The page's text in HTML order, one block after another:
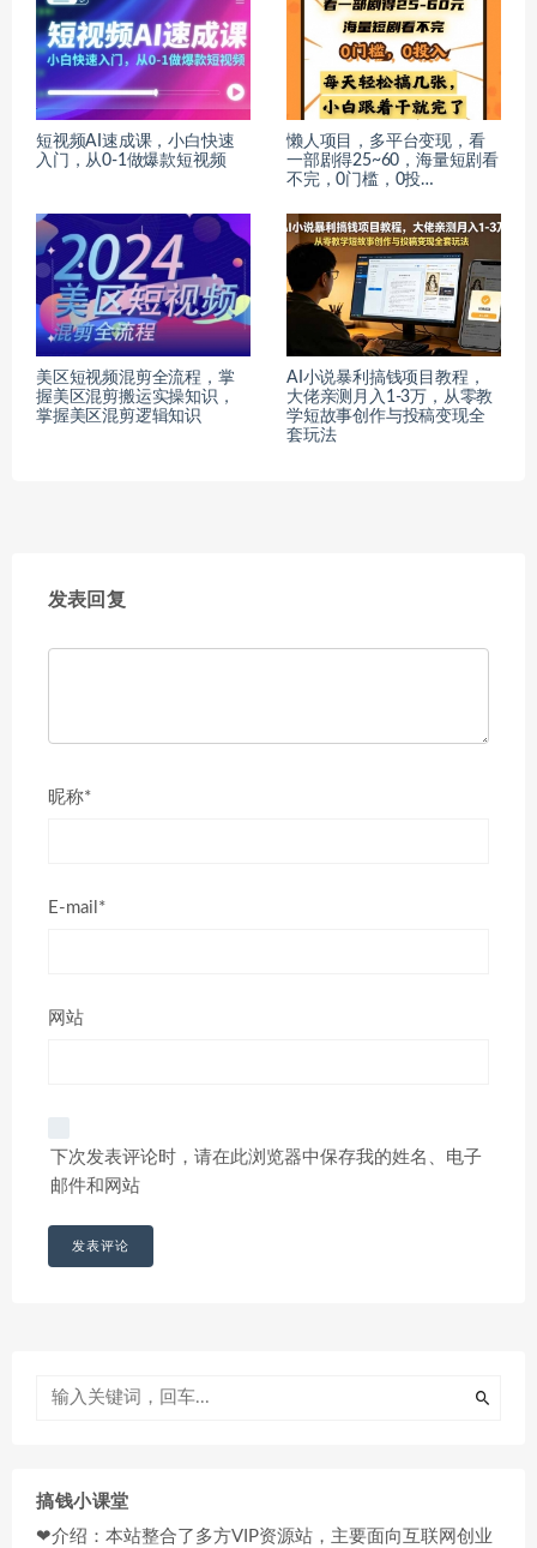
短视频AI速成课，小白快速
入门，从0-1做爆款短视频
懒人项目，多平台变现，看
一部剧得25~60，海量短剧看
不完，0门槛，0投…
美区短视频混剪全流程，​掌
握美区混剪搬运实操知识，
掌握美区混剪逻辑知识
AI小说暴利搞钱项目教程，
大佬亲测月入1-3万，从零教
学短故事创作与投稿变现全
套玩法
发表回复
昵称*
E-mail*
网站
下次发表评论时，请在此浏览器中保存我的姓名、电子
邮件和网站
搞钱小课堂
❤介绍：本站整合了多方VIP资源站，主要面向互联网创业